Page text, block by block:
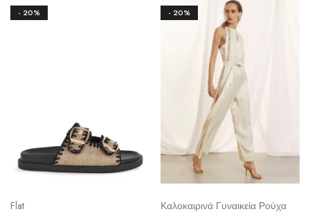
- 20%
Flat
- 20%
Καλοκαιρινά Γυναικεία Ρούχα